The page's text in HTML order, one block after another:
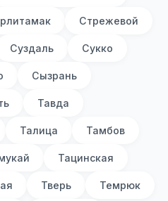
Стрежевой
Суздаль Сукко
Сызрань
Тавда
Талица Тамбов
Тацинская
Тверь Темрюк